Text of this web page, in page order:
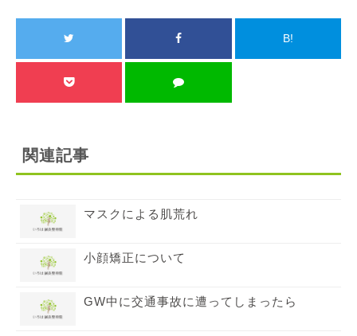
B!
関連記事
マスクによる肌荒れ
小顔矯正について
GW中に交通事故に遭ってしまったら